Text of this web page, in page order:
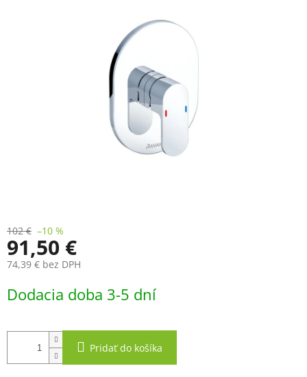
102 € –10 %
91,50 €
74,39 € bez DPH
cena:
Dodacia doba 3-5 dní
Pridať do košíka